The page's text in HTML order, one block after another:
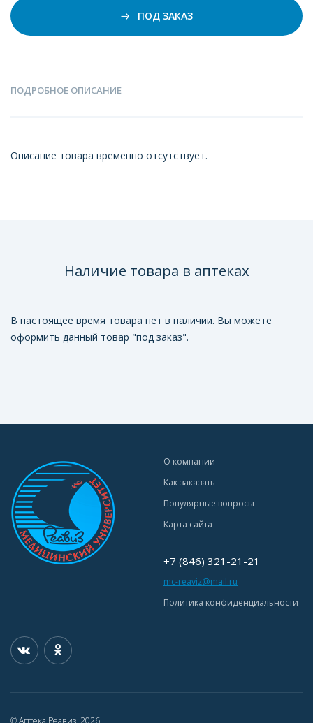
ПОД ЗАКАЗ
ПОДРОБНОЕ ОПИСАНИЕ
Описание товара временно отсутствует.
Наличие товара в аптеках
В настоящее время товара нет в наличии. Вы можете
оформить данный товар "под заказ".
О компании
Как заказать
Популярные вопросы
Карта сайта
+7 (846) 321-21-21
mc-reaviz@mail.ru
Политика конфиденциальности